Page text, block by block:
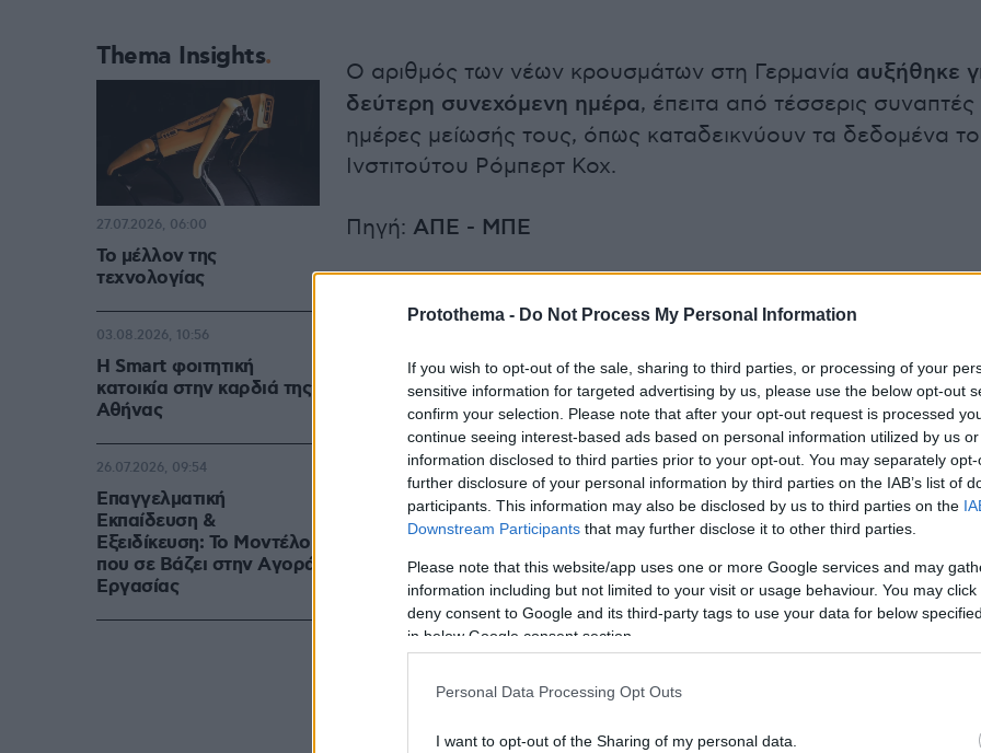
Protothema - Do Not Process My Personal Information
If you wish to opt-out of the sale, sharing to third parties, or processing of your
sensitive information for targeted advertising by us, please use the below opt-out
confirm your selection. Please note that after your opt-out request is processed
continue seeing interest-based ads based on personal information utilized by us
information disclosed to third parties prior to your opt-out. You may separately
further disclosure of your personal information by third parties on the IAB’s list of
participants. This information may also be disclosed by us to third parties on the
Downstream Participants that may further disclose it to other third parties.
Please note that this website/app uses one or more Google services and may
information including but not limited to your visit or usage behaviour. You may
deny consent to Google and its third-party tags to use your data for below
in below Google consent section.
Personal Data Processing Opt Outs
I want to opt-out of the Sharing of my personal data.
Ο αριθμός των νέων κρουσμάτων στη Γερμανία αυξήθηκε
δεύτερη συνεχόμενη ημέρα, έπειτα από τέσσερις συναπτές
ημέρες μείωσής τους, όπως καταδεικνύουν τα δεδομένα
Ινστιτούτου Ρόμπερτ Κοχ.
Πηγή: ΑΠΕ - ΜΠΕ
δολάρια για την καταπολέμηση της νόσου
Κορωνοϊός-Κολομβία: Έσπασαν την καραντίνα για να
προσευχηθούν σε δέντρο
Κορωνοϊός - Ιαπωνία: Τα ρομπότ αντικατέστησαν τους
σπουδαστές σε τελετή αποφοίτησης
Thema Insights
Το μέλλον της
τεχνολογίας
27.07.2026, 06:00
Η Smart φοιτητική
κατοικία στην καρδιά της
Αθήνας
03.08.2026, 10:56
Επαγγελματική
Εκπαίδευση &
Εξειδίκευση: Το Mοντέλο
που σε Bάζει στην Aγορά
Eργασίας
26.07.2026, 09:54